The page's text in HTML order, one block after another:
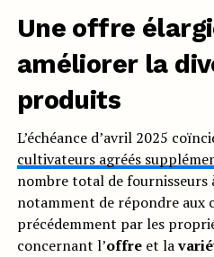
Une offre
améliorer la
produits
L’échéance d’avril 2025
cultivateurs agréés
nombre total de fournisseurs
notamment de répondre aux
précédemment par les
concernant l’offreet la